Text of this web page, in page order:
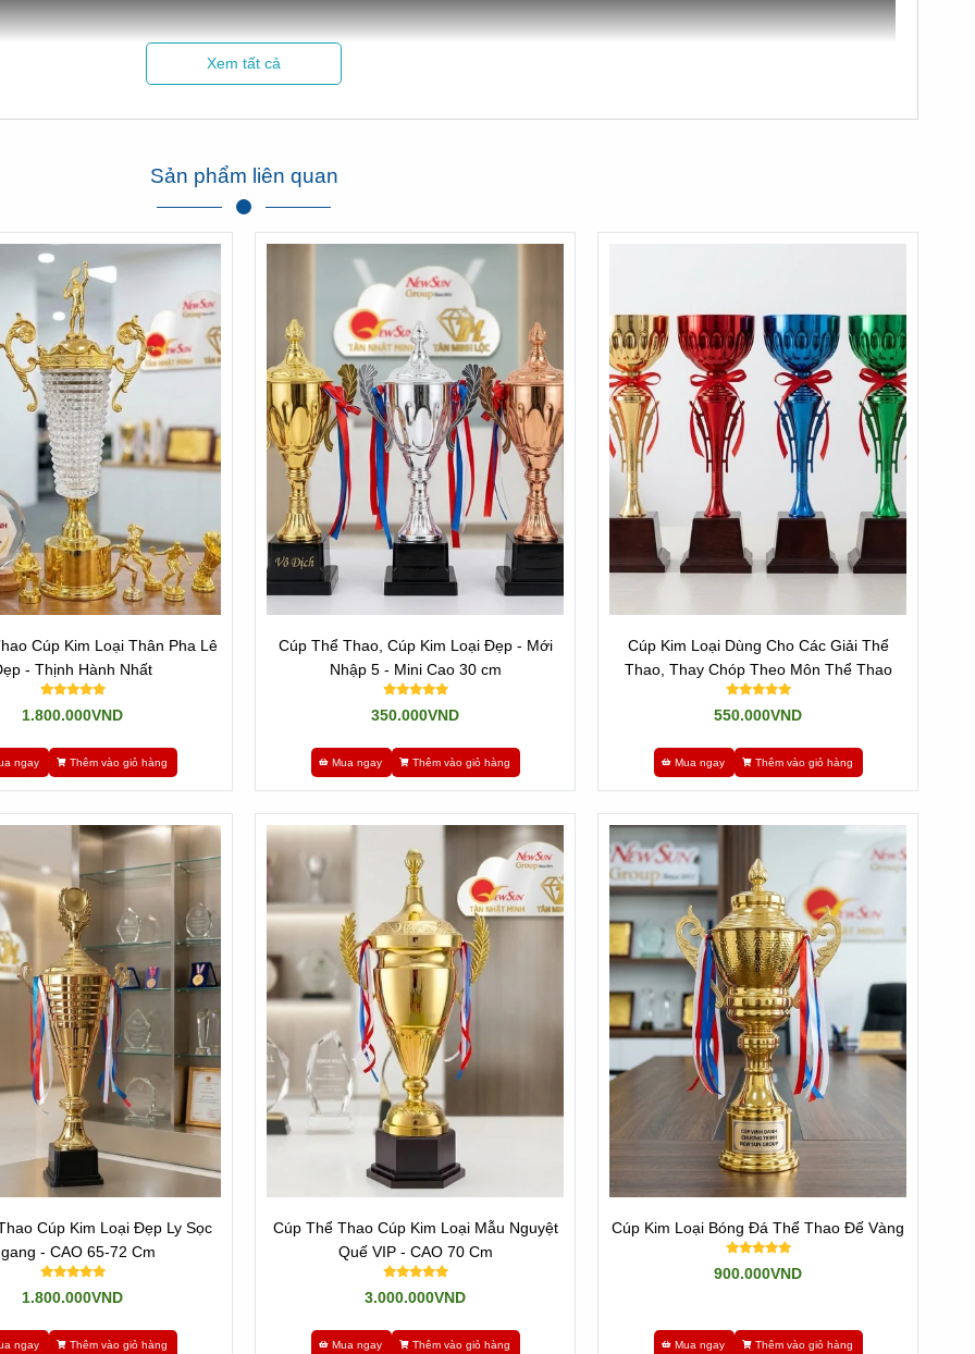
Xem thêm phản hồi của Sacombank về chúng tôi tại đây:Click xem
---/---
loại sang trọng, đẳng cấp:
đúc khuôn sẵn mẫu mã và hình dạng. Nghĩa mà mẫu mã không thay đổi được. Khách hàng chỉ việc chọn mẫu nào đẹp, kích
qua cho Khách hàng là xong.
mã bị hạn chế. Chúng ta muốn thay đổi chi tiết nào đó cũng không được.
quí khách lựa chọn.
kim loại thể thao này. Đồng thời là xưởng sản xuất trực tiếp những sản phẩm mà cúp nhập không đáp ứng được.
Xem tất cả
Sản phẩm liên quan
Cúp Kim Loại Thân Pha Lê
- Thịnh Hành Nhất
1.800.000VND
ngay Thêm vào giỏ hàng
Cúp Thể Thao, Cúp Kim Loại Đẹp - Mới
Nhập 5 - Mini Cao 30 cm
350.000VND
Mua ngay Thêm vào giỏ hàng
Cúp Kim Loại Dùng Cho Các Giải Thể
Thao, Thay Chóp Theo Môn Thể Thao
550.000VND
Mua ngay Thêm vào giỏ hàng
Cúp Kim Loại Đẹp Ly Sọc
- CAO 65-72 Cm
1.800.000VND
ngay Thêm vào giỏ hàng
Cúp Thể Thao Cúp Kim Loại Mẫu Nguyệt
Quế VIP - CAO 70 Cm
3.000.000VND
Mua ngay Thêm vào giỏ hàng
Cúp Kim Loại Bóng Đá Thể Thao Đế Vàng
900.000VND
Mua ngay Thêm vào giỏ hàng